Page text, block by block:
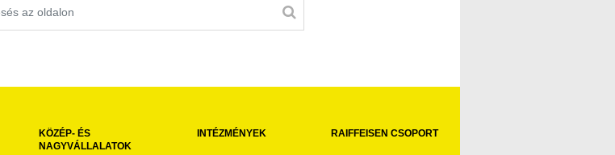
KÖZÉP- ÉS
NAGYVÁLLALATOK
INTÉZMÉNYEK RAIFFEISEN CSOPORT